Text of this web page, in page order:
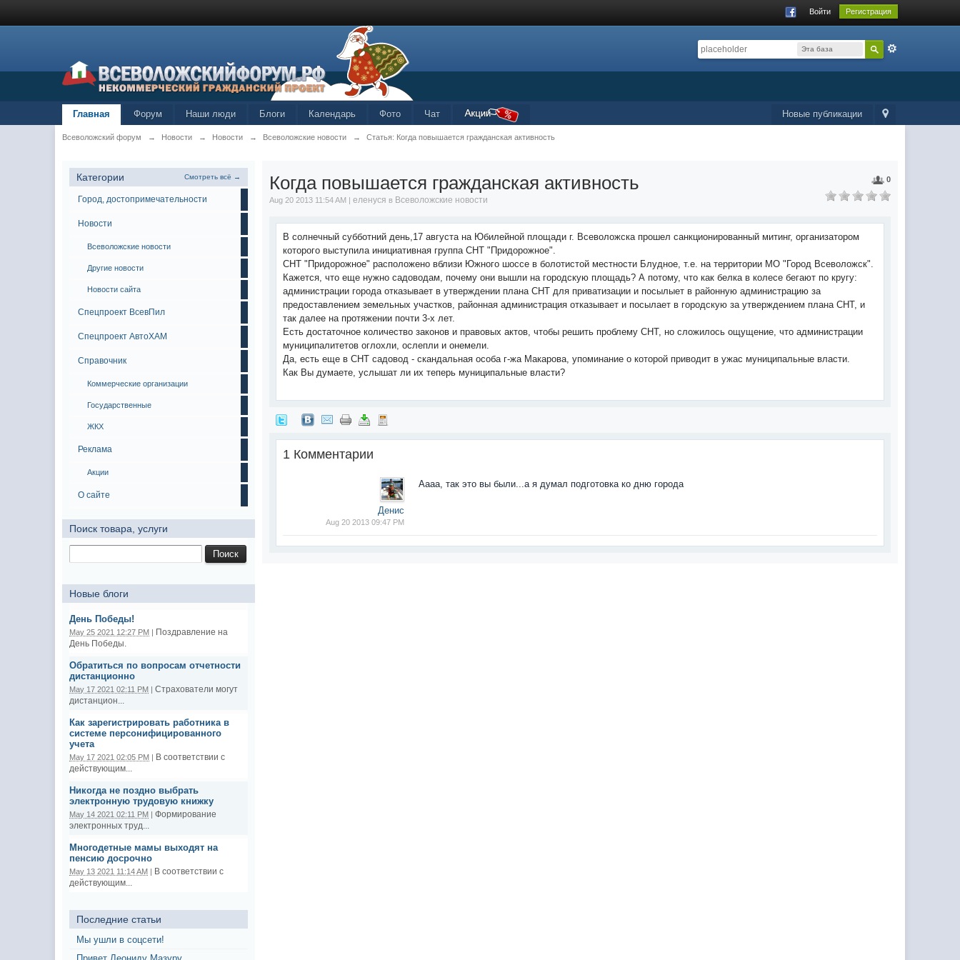
Войти Регистрация
Эта база
Новые публикации
Главная Форум Наши люди Блоги Календарь Фото Чат
Всеволожский форум → Новости → Новости → Всеволожские новости → Статья: Когда повышается гражданская активность
Категории Смотреть всё →
Город, достопримечательности
Новости
Всеволожские новости
Другие новости
Новости сайта
Спецпроект ВсевПил
Спецпроект АвтоХАМ
Справочник
Коммерческие организации
Государственные
ЖКХ
Реклама
Акции
О сайте
Поиск товара, услуги
Новые блоги
День Победы!
May 25 2021 12:27 PM | Поздравление на
День Победы.
Обратиться по вопросам отчетности
дистанционно
May 17 2021 02:11 PM |Страхователи могут
дистанцион...
Как зарегистрировать работника в
системе персонифицированного
учета
May 17 2021 02:05 PM | В соответствии с
действующим...
Никогда не поздно выбрать
электронную трудовую книжку
May 14 2021 02:11 PM |Формирование
электронных труд...
Многодетные мамы выходят на
пенсию досрочно
May 13 2021 11:14 AM | В соответствии с
действующим...
Последние статьи
Мы ушли в соцсети!
0
Когда повышается гражданская активность
Aug 20 2013 11:54 AM |еленуся в Всеволожские новости
В солнечный субботний день,17 августа на Юбилейной площади г. Всеволожска прошел санкционированный митинг, организатором
которого выступила инициативная группа СНТ "Придорожное".
СНТ "Придорожное" расположено вблизи Южного шоссе в болотистой местности Блудное, т.е. на территории МО "Город Всеволожск".
Кажется, что еще нужно садоводам, почему они вышли на городскую площадь? А потому, что как белка в колесе бегают по кругу:
администрации города отказывает в утверждении плана СНТ для приватизации и посылыет в районную администрацию за
предоставлением земельных участков, районная администрация отказывает и посылает в городскую за утверждением плана СНТ, и
так далее на протяжении почти 3-х лет.
Есть достаточное количество законов и правовых актов, чтобы решить проблему СНТ, но сложилось ощущение, что администрации
муниципалитетов оглохли, ослепли и онемели.
Да, есть еще в СНТ садовод - скандальная особа г-жа Макарова, упоминание о которой приводит в ужас муниципальные власти.
Как Вы думаете, услышат ли их теперь муниципальные власти?
1 Комментарии
Денис
Aug 20 2013 09:47 PM
Аааа, так это вы были...а я думал подготовка ко дню города